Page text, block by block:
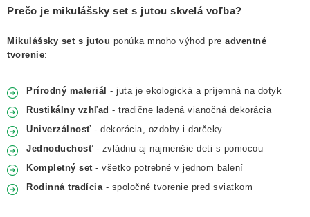
Hodnotenie obchodu
Obchodné podmienky
Ako získať lepšie ceny?
Moja objednávka
Prečo je mikulášsky set s jutou skvelá voľba?
Mikulášsky set s jutou ponúka mnoho výhod pre adventné
tvorenie:
Prírodný materiál - juta je ekologická a príjemná na dotyk
Rustikálny vzhľad - tradične ladená vianočná dekorácia
Univerzálnosť- dekorácia, ozdoby i darčeky
Jednoduchosť- zvládnu aj najmenšie deti s pomocou
Kompletný set- všetko potrebné v jednom balení
Rodinná tradícia- spoločné tvorenie pred sviatkom